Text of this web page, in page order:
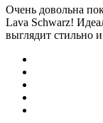
Очень довольна
Lava Schwarz!
выглядит стильно